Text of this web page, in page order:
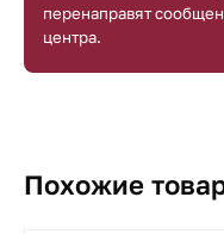
перенаправят
центра.
Похожие